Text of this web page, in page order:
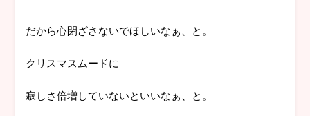
だから心閉ざさないでほしいなぁ、と。
クリスマスムードに
寂しさ倍増していないといいなぁ、と。